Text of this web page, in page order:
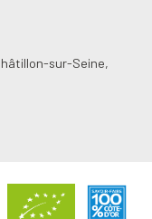
sur-Seine,